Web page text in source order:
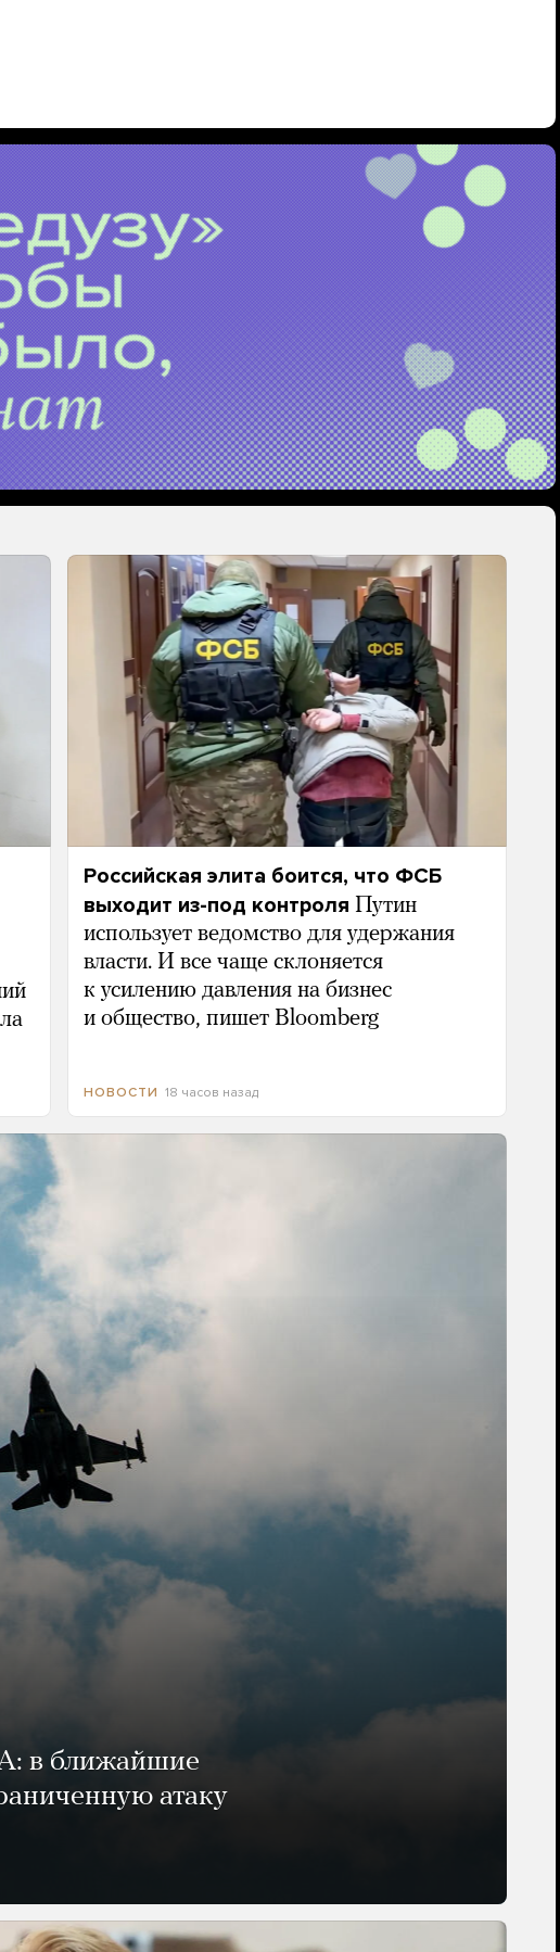
Российская элита боится, что ФСБ
выходит из-под контроля Путин
использует ведомство для удержания
власти. И все чаще склоняется
к усилению давления на бизнес
и общество, пишет Bloomberg
НОВОСТИ 18 часов назад
в ближайшие
атаку